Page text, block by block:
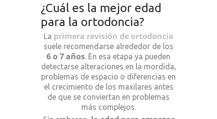
¿Cuál es la mejor edad
para la ortodoncia?
La primera revisión de ortodoncia
suele recomendarse alrededor de los
6 o 7 años. En esa etapa ya pueden
detectarse alteraciones en la mordida,
problemas de espacio o diferencias en
el crecimiento de los maxilares antes
de que se conviertan en problemas
más complejos.